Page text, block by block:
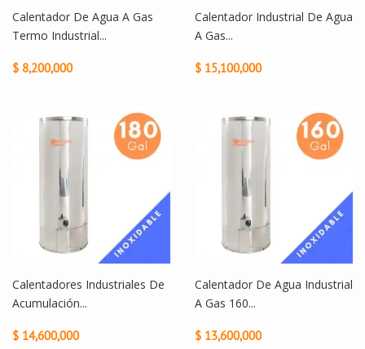
Calentador De Agua A Gas
Termo Industrial...
$ 8,200,000
Calentador Industrial De Agua
A Gas...
$ 15,100,000
Calentadores Industriales De
Acumulación...
$ 14,600,000
Calentador De Agua Industrial
A Gas 160...
$ 13,600,000